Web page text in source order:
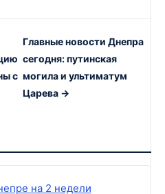
с
Главные новости Днепра
сегодня: путинская
могила и ультиматум
Царева →